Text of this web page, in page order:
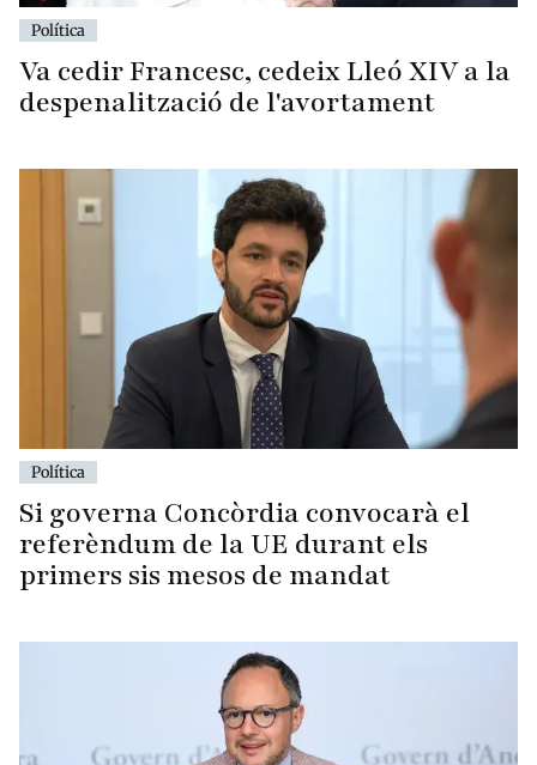
Política
Va cedir Francesc, cedeix Lleó XIV a la
despenalització de l'avortament
Política
Si governa Concòrdia convocarà el
referèndum de la UE durant els
primers sis mesos de mandat